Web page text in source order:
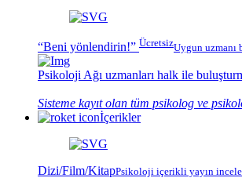
“Beni yönlendirin!” ÜcretsizUygun
Psikoloji Ağı uzmanları halk ile
Sisteme kayıt olan tüm psikolog ve
İçerikler
Dizi/Film/KitapPsikoloji içerikli yayın